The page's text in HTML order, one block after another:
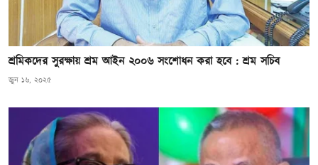
শ্রমিকদের সুরক্ষায় শ্রম আইন ২০০৬ সংশোধন করা হবে : শ্রম সচিব
জুন ১৬, ২০২৫